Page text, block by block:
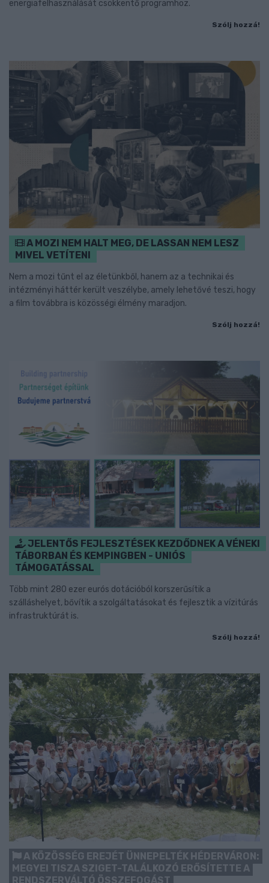
energiafelhasználását csökkentő programhoz.
Szólj hozzá!
A MOZI NEM HALT MEG, DE LASSAN NEM LESZ
MIVEL VETÍTENI
Nem a mozi tűnt el az életünkből, hanem az a technikai és
intézményi háttér került veszélybe, amely lehetővé teszi, hogy
a film továbbra is közösségi élmény maradjon.
Szólj hozzá!
JELENTŐS FEJLESZTÉSEK KEZDŐDNEK A VÉNEKI
TÁBORBAN ÉS KEMPINGBEN - UNIÓS
TÁMOGATÁSSAL
Több mint 280 ezer eurós dotációból korszerűsítik a
szálláshelyet, bővítik a szolgáltatásokat és fejlesztik a vízitúrás
infrastruktúrát is.
Szólj hozzá!
A KÖZÖSSÉG EREJÉT ÜNNEPELTÉK HÉDERVÁRON:
MEGYEI TISZA SZIGET-TALÁLKOZÓ ERŐSÍTETTE A
RENDSZERVÁLTÓ ÖSSZEFOGÁST